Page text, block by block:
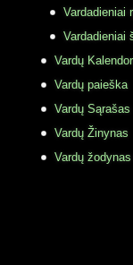
Vardadieniai
Vardadieniai
Vardų
Vardų paieška
Vardų Sąrašas
Vardų Žinynas
Vardų